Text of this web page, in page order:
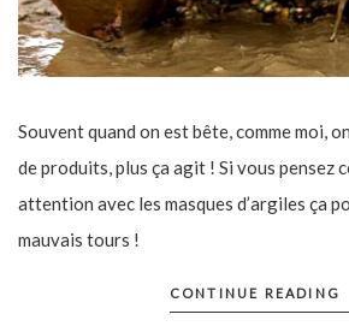
Souvent quand on est bête, comme moi,
de produits, plus ça agit ! Si vous pensez
attention avec les masques d’argiles ça
mauvais tours !
CONTINUE READING